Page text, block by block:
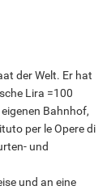
der Welt. Er hat
Lira =100
Bahnhof,
per le Opere di
und
und an eine